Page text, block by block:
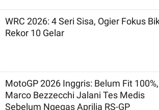
WRC 2026: 4 Seri Sisa, Ogier Fokus
Rekor 10 Gelar
MotoGP 2026 Inggris: Belum Fit 100%,
Marco Bezzecchi Jalani Tes Medis
Sebelum Ngegas Aprilia RS-GP